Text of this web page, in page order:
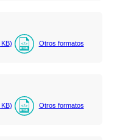
KB) Otros formatos
KB) Otros formatos